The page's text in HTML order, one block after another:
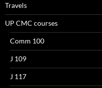
Travels
UP CMC courses
Comm 100
J 109
J 117